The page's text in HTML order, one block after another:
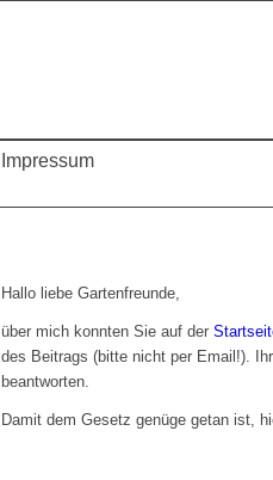
Impressum
Hallo liebe Gartenfreunde,
über mich konnten Sie auf der
des Beitrags (bitte nicht per Email!).
beantworten.
Damit dem Gesetz genüge getan ist,